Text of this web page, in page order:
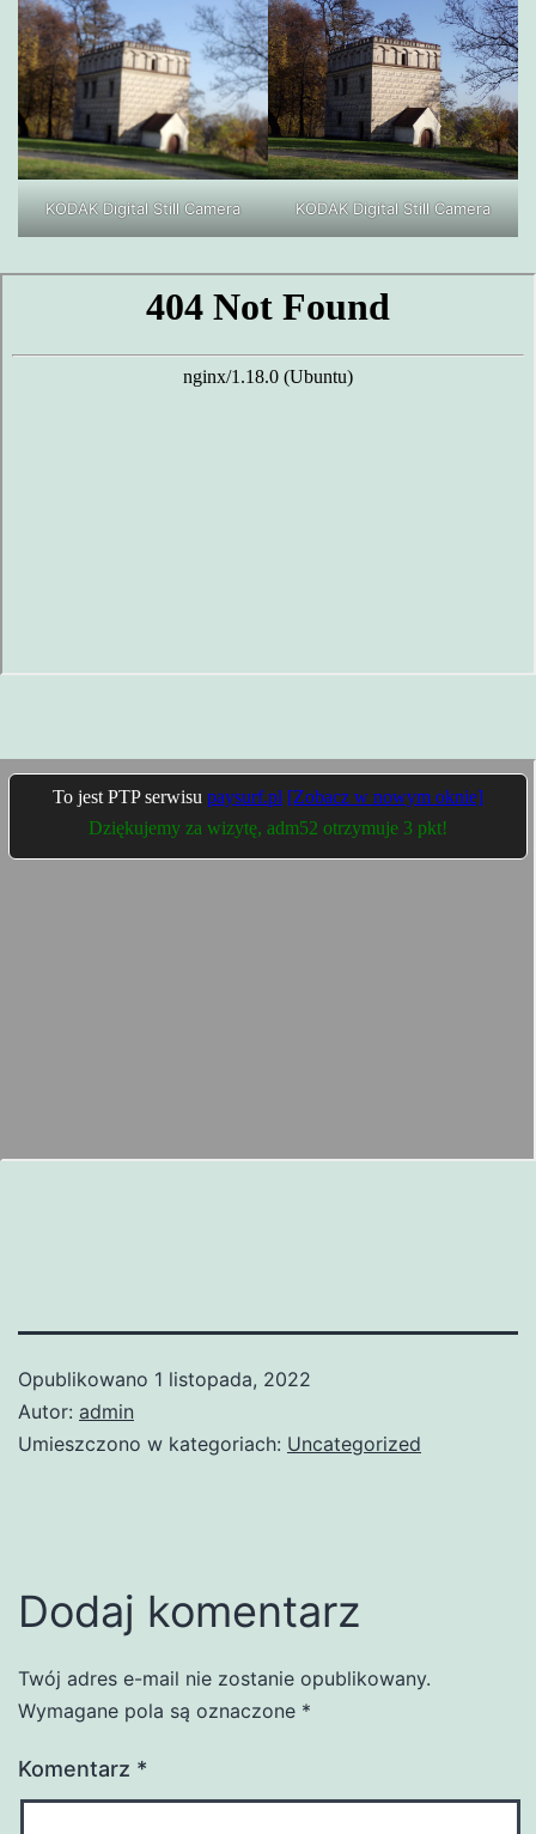
KODAK Digital Still Camera KODAK Digital Still Camera
Opublikowano 1 listopada, 2022
Autor: admin
Umieszczono w kategoriach: Uncategorized
Dodaj komentarz
Twój adres e-mail nie zostanie opublikowany.
Wymagane pola są oznaczone *
Komentarz *